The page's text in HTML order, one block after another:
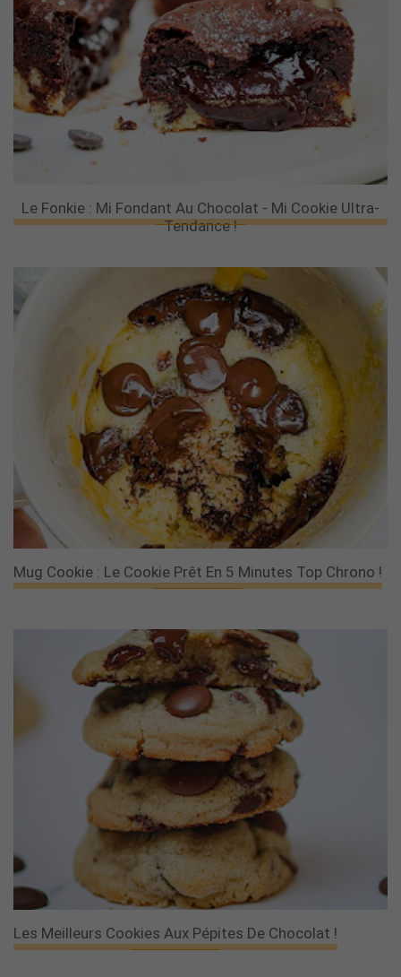
Le Fonkie : Mi Fondant Au Chocolat - Mi Cookie Ultra-
Tendance !
Mug Cookie : Le Cookie Prêt En 5 Minutes Top Chrono !
Les Meilleurs Cookies Aux Pépites De Chocolat !